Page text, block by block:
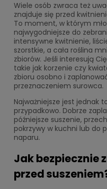
Wiele osób zwraca też
znajduje się przed
To moment, w którym
najwygodniejsze do
intensywne kwitnienie,
szorstkie, a cała roślina
zbiorów. Jeśli interesują
takie jak korzenie czy
zbioru osobno i
przeznaczeniem surowca.
Najważniejsze jest jednak
przypadkowo. Dobrze
późniejsze suszenie,
pokrzywy w kuchni lub do
naparu.
Jak bezpiecznie
przed